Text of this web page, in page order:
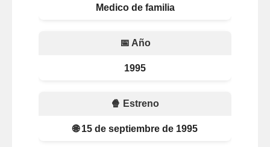
Medico de familia
📅 Año
1995
🍿 Estreno
🌐 15 de septiembre de 1995